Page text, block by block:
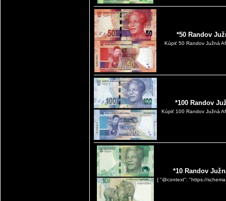
*50 Randov
Kúpiť 50 Randov Južná
*100 Randov
Kúpiť 100 Randov Južná
*10 Randov
{ "@context": "https://